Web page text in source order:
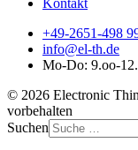
+49-2651-498
info@el-th.de
Mo-Do: 9.oo-
© 2026 Electronic
vorbehalten
Suchen